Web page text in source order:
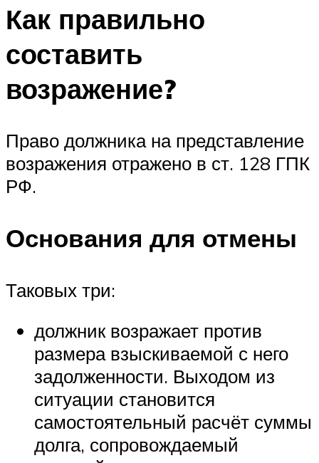
Как правильно
составить
возражение?
Право должника на представление
возражения отражено в ст. 128 ГПК
РФ.
Основания для отмены
Таковых три:
должник возражает против
размера взыскиваемой с него
задолженности. Выходом из
ситуации становится
самостоятельный расчёт суммы
долга, сопровождаемый